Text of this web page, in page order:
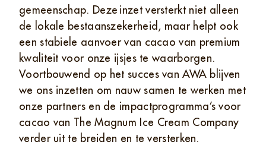
gemeenschap. Deze inzet versterkt niet alleen
de lokale bestaanszekerheid, maar helpt ook
een stabiele aanvoer van cacao van premium
kwaliteit voor onze ijsjes te waarborgen.
Voortbouwend op het succes van AWA blijven
we ons inzetten om nauw samen te werken met
onze partners en de impactprogramma’s voor
cacao van The Magnum Ice Cream Company
verder uit te breiden en te versterken.